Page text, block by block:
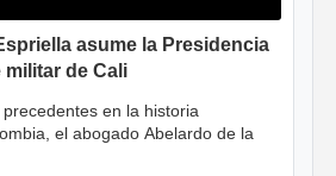
asume la Presidencia
militar de Cali
en la historia
el abogado Abelardo de la